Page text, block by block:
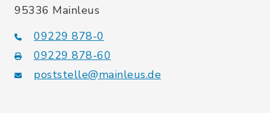
95336 Mainleus
09229 878-0
09229 878-60
poststelle@mainleus.de